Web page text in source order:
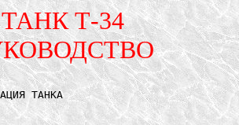
ТАНК Т-34